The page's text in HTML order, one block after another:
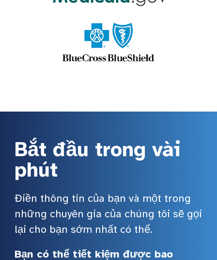
Bắt đầu trong vài
phút
Điền thông tin của bạn và một trong
những chuyên gia của chúng tôi sẽ gọi
lại cho bạn sớm nhất có thể.
Bạn có thể tiết kiệm được bao